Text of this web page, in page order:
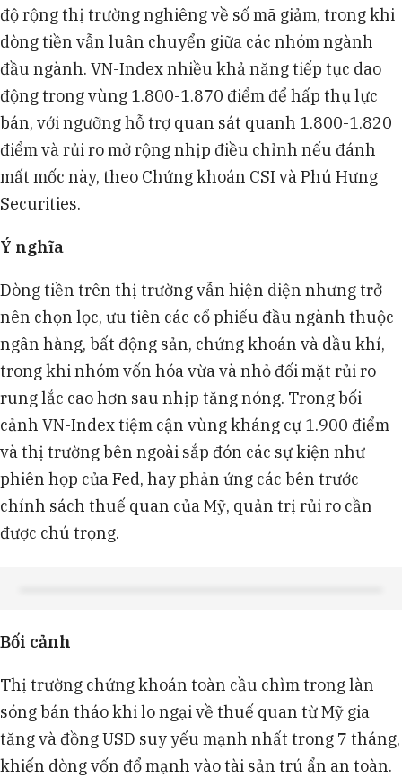
độ rộng thị trường nghiêng về số mã giảm, trong khi
dòng tiền vẫn luân chuyển giữa các nhóm ngành
đầu ngành. VN-Index nhiều khả năng tiếp tục dao
động trong vùng 1.800-1.870 điểm để hấp thụ lực
bán, với ngưỡng hỗ trợ quan sát quanh 1.800-1.820
điểm và rủi ro mở rộng nhịp điều chỉnh nếu đánh
mất mốc này, theo Chứng khoán CSI và Phú Hưng
Securities.
Ý nghĩa
Dòng tiền trên thị trường vẫn hiện diện nhưng trở
nên chọn lọc, ưu tiên các cổ phiếu đầu ngành thuộc
ngân hàng, bất động sản, chứng khoán và dầu khí,
trong khi nhóm vốn hóa vừa và nhỏ đối mặt rủi ro
rung lắc cao hơn sau nhịp tăng nóng. Trong bối
cảnh VN-Index tiệm cận vùng kháng cự 1.900 điểm
và thị trường bên ngoài sắp đón các sự kiện như
phiên họp của Fed, hay phản ứng các bên trước
chính sách thuế quan của Mỹ, quản trị rủi ro cần
được chú trọng.
Bối cảnh
Thị trường chứng khoán toàn cầu chìm trong làn
sóng bán tháo khi lo ngại về thuế quan từ Mỹ gia
tăng và đồng USD suy yếu mạnh nhất trong 7 tháng,
khiến dòng vốn đổ mạnh vào tài sản trú ẩn an toàn.